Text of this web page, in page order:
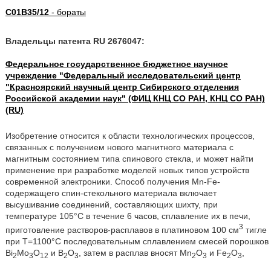
C01B35/12- бораты
Владельцы патента RU 2676047:
Федеральное государственное бюджетное научное
учреждение "Федеральный исследовательский центр
"Красноярский научный центр Сибирского отделения
Российской академии наук" (ФИЦ КНЦ СО РАН, КНЦ СО РАН)
(RU)
Изобретение относится к области технологических процессов,
связанных с получением нового магнитного материала с
магнитным состоянием типа спинового стекла, и может найти
применение при разработке моделей новых типов устройств
современной электроники. Способ получения Mn-Fe-
содержащего спин-стекольного материала включает
высушивание соединений, составляющих шихту, при
температуре 105°С в течение 6 часов, сплавление их в печи,
приготовление растворов-расплавов в платиновом 100 см3 тигле
при Т=1100°С последовательным сплавлением смесей порошков
Bi2Mo3O12 и В2О3 , затем в расплав вносят Mn2O3 и Fe2O3